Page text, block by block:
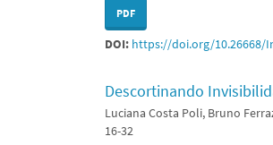
PDF
DOI: https://doi.org/10.26668/
Descortinando
Luciana Costa Poli, Bruno
16-32